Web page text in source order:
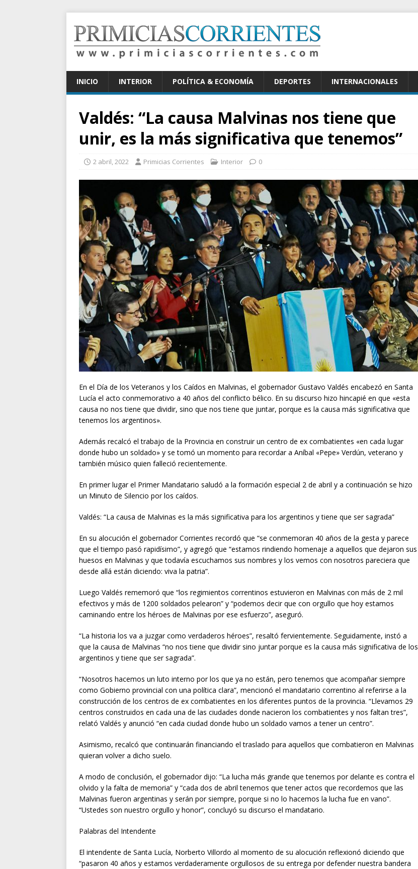
INICIO INTERIOR POLÍTICA & ECONOMÍA DEPORTES INTERNACIONALES
Valdés: “La causa Malvinas nos tiene que
unir, es la más significativa que tenemos”
2 abril, 2022 Primicias Corrientes Interior 0
En el Día de los Veteranos y los Caídos en Malvinas, el gobernador Gustavo Valdés encabezó en Santa
Lucía el acto conmemorativo a 40 años del conflicto bélico. En su discurso hizo hincapié en que «esta
causa no nos tiene que dividir, sino que nos tiene que juntar, porque es la causa más significativa que
tenemos los argentinos».
Además recalcó el trabajo de la Provincia en construir un centro de ex combatientes «en cada lugar
donde hubo un soldado» y se tomó un momento para recordar a Aníbal «Pepe» Verdún, veterano y
también músico quien falleció recientemente.
En primer lugar el Primer Mandatario saludó a la formación especial 2 de abril y a continuación se hizo
un Minuto de Silencio por los caídos.
Valdés: “La causa de Malvinas es la más significativa para los argentinos y tiene que ser sagrada”
En su alocución el gobernador Corrientes recordó que “se conmemoran 40 años de la gesta y parece
que el tiempo pasó rapidísimo”, y agregó que “estamos rindiendo homenaje a aquellos que dejaron sus
huesos en Malvinas y que todavía escuchamos sus nombres y los vemos con nosotros pareciera que
desde allá están diciendo: viva la patria”.
Luego Valdés rememoró que “los regimientos correntinos estuvieron en Malvinas con más de 2 mil
efectivos y más de 1200 soldados pelearon” y “podemos decir que con orgullo que hoy estamos
caminando entre los héroes de Malvinas por ese esfuerzo”, aseguró.
“La historia los va a juzgar como verdaderos héroes”, resaltó fervientemente. Seguidamente, instó a
que la causa de Malvinas “no nos tiene que dividir sino juntar porque es la causa más significativa de los
argentinos y tiene que ser sagrada”.
“Nosotros hacemos un luto interno por los que ya no están, pero tenemos que acompañar siempre
como Gobierno provincial con una política clara”, mencionó el mandatario correntino al referirse a la
construcción de los centros de ex combatientes en los diferentes puntos de la provincia. “Llevamos 29
centros construidos en cada una de las ciudades donde nacieron los combatientes y nos faltan tres”,
relató Valdés y anunció “en cada ciudad donde hubo un soldado vamos a tener un centro”.
Asimismo, recalcó que continuarán financiando el traslado para aquellos que combatieron en Malvinas
quieran volver a dicho suelo.
A modo de conclusión, el gobernador dijo: “La lucha más grande que tenemos por delante es contra el
olvido y la falta de memoria” y “cada dos de abril tenemos que tener actos que recordemos que las
Malvinas fueron argentinas y serán por siempre, porque si no lo hacemos la lucha fue en vano”.
“Ustedes son nuestro orgullo y honor”, concluyó su discurso el mandatario.
Palabras del Intendente
El intendente de Santa Lucía, Norberto Villordo al momento de su alocución reflexionó diciendo que
“pasaron 40 años y estamos verdaderamente orgullosos de su entrega por defender nuestra bandera